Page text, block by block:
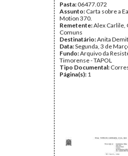
Pasta:06477.072
Assunto: Carta sobre a
Motion 370.
Remetente:Alex Carlile,
Comuns
Destinatário:Anita
Data:Segunda, 3 de
Fundo:Arquivo da
Timorense - TAPOL
Tipo Documental:
Página(s): 1